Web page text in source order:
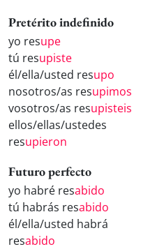
Pretérito indefinido
yo resupe
tú resupiste
él/ella/usted resupo
nosotros/as resupimos
vosotros/as resupisteis
ellos/ellas/ustedes
resupieron
Futuro perfecto
yo habré resabido
tú habrás resabido
él/ella/usted habrá
resabido